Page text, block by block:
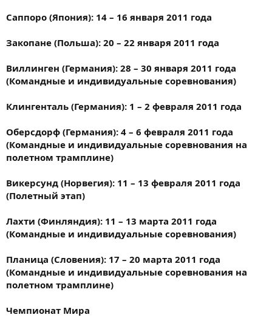
Саппоро (Япония): 14 – 16 января 2011 года
Закопане (Польша): 20 – 22 января 2011 года
Виллинген (Германия): 28 – 30 января 2011 года
(Командные и индивидуальные соревнования)
Клингенталь (Германия): 1 – 2 февраля 2011 года
Оберсдорф (Германия): 4 – 6 февраля 2011 года
(Командные и индивидуальные соревнования на
полетном трамплине)
Викерсунд (Норвегия): 11 – 13 февраля 2011 года
(Полетный этап)
Лахти (Финляндия): 11 – 13 марта 2011 года
(Командные и индивидуальные соревнования)
Планица (Словения): 17 – 20 марта 2011 года
(Командные и индивидуальные соревнования на
полетном трамплине)
Чемпионат Мира